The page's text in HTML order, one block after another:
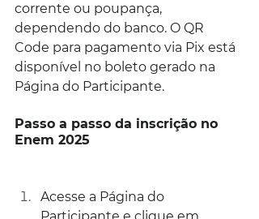
corrente ou poupança,
dependendo do banco. O QR
Code para pagamento via Pix está
disponível no boleto gerado na
Página do Participante.
Passo a passo da inscrição no
Enem 2025
Acesse a Página do